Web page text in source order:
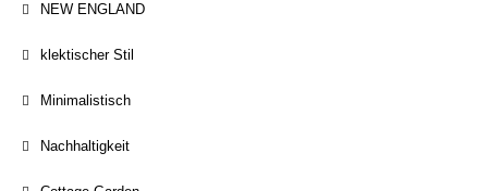
NEW ENGLAND
klektischer Stil
Minimalistisch
Nachhaltigkeit